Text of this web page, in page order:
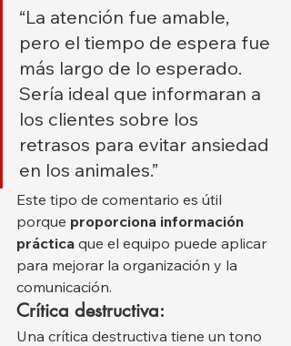
“La atención fue amable,
pero el tiempo de espera fue
más largo de lo esperado.
Sería ideal que informaran a
los clientes sobre los
retrasos para evitar ansiedad
en los animales.”
Este tipo de comentario es útil
porque proporciona información
práctica que el equipo puede aplicar
para mejorar la organización y la
comunicación.
Crítica destructiva:
Una crítica destructiva tiene un tono